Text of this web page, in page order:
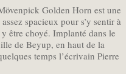
Golden Horn est une
spacieux pour s’y sentir à
être choyé. Implanté dans le
de Beyup, en haut de la
temps l’écrivain Pierre